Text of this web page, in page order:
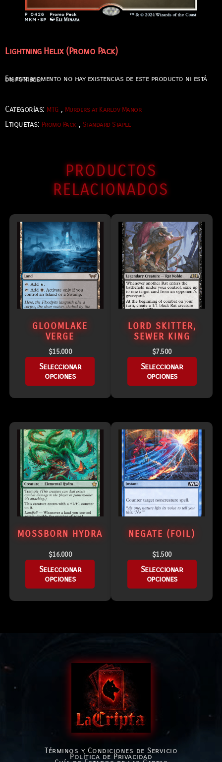
Lightning Helix (Promo Pack)
En este momento no hay existencias de este producto ni está disponible.
Categorías: MTG , Murders at Karlov Manor
Etiquetas: Promo Pack , Standard Staple
PRODUCTOS
RELACIONADOS
GLOOMLAKE
VERGE
$15.000
Seleccionar
opciones
LORD SKITTER,
SEWER KING
$7.500
Seleccionar
opciones
MOSSBORN HYDRA
$16.000
Seleccionar
opciones
NEGATE (FOIL)
$1.500
Seleccionar
opciones
Términos y Condiciones de Servicio
Política de Privacidad